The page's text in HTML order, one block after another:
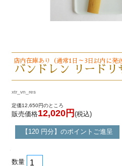
店内在庫あり（通常1日～3日以内に発送
バンドレン リードリ
xtr_vn_res
定価12,650円のところ
販売価格12,020円 (税込)
【120 円分】のポイントご進呈
数量